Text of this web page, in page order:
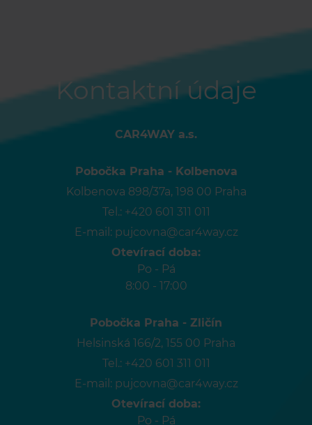
Kontaktní údaje
CAR4WAY a.s.
Pobočka Praha - Kolbenova
Kolbenova 898/37a, 198 00 Praha
Tel.: +420 601 311 011
E-mail: pujcovna@car4way.cz
Otevírací doba:
Po - Pá
8:00 - 17:00
Pobočka Praha - Zličín
Helsinská 166/2, 155 00 Praha
Tel.: +420 601 311 011
E-mail: pujcovna@car4way.cz
Otevírací doba:
Po - Pá